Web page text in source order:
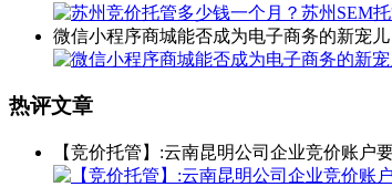
微信小程序商城能否成为电子商务的新宠儿
热评文章
【竞价托管】:云南昆明公司企业竞价账户